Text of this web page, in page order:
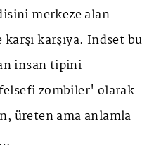
merkeze alan
karşı karşıya. Indset bu
insan tipini
zombiler' olarak
üreten ama anlamla